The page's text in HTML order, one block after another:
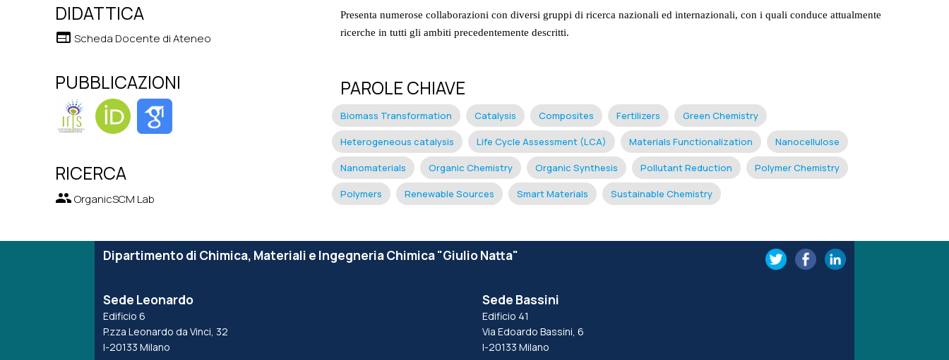
DIDATTICA
web Scheda Docente di Ateneo
PUBBLICAZIONI
RICERCA
group OrganicSCM Lab
Presenta numerose collaborazioni con diversi gruppi di ricerca nazionali ed internazionali, con i quali conduce attualmente
ricerche in tutti gli ambiti precedentemente descritti.
PAROLE CHIAVE
Biomass Transformation Catalysis Composites Fertilizers Green Chemistry
Heterogeneous catalysis Life Cycle Assessment (LCA) Materials Functionalization Nanocellulose
Nanomaterials Organic Chemistry Organic Synthesis Pollutant Reduction Polymer Chemistry
Polymers Renewable Sources Smart Materials Sustainable Chemistry
Dipartimento di Chimica, Materiali e Ingegneria Chimica "Giulio Natta"
Sede Leonardo
Edificio 6
P.zza Leonardo da Vinci, 32
I-20133 Milano
Sede Bassini
Edificio 41
Via Edoardo Bassini, 6
I-20133 Milano